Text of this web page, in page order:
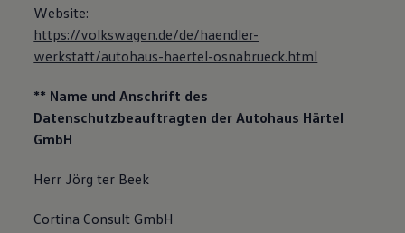
Website:
https://volkswagen.de/de/haendler-
werkstatt/autohaus-haertel-osnabrueck.html
** Name und Anschrift des
Datenschutzbeauftragten der Autohaus Härtel
GmbH
Herr Jörg ter Beek
Cortina Consult GmbH